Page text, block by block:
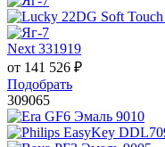
Next 331919
от 141 526 ₽
Подобрать
309065